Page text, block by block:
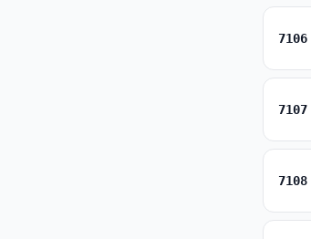
7106
7107
7108